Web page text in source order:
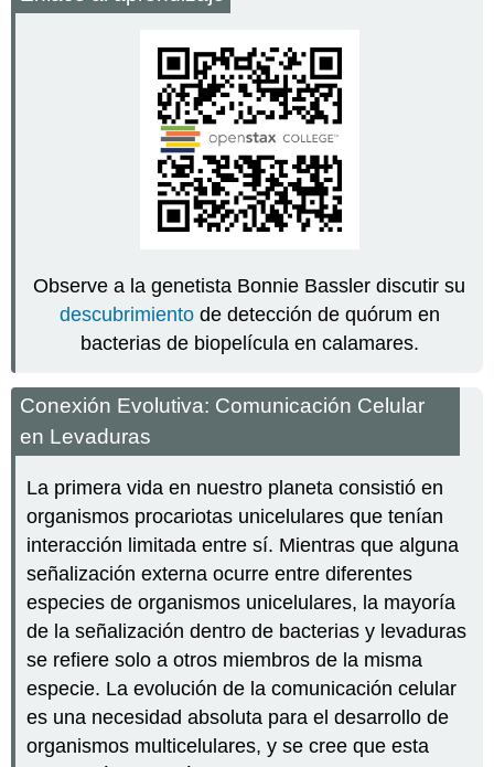
Observe a la genetista Bonnie Bassler discutir su
descubrimientode detección de quórum en
bacterias de biopelícula en calamares.
Conexión Evolutiva: Comunicación Celular
en Levaduras
La primera vida en nuestro planeta consistió en
organismos procariotas unicelulares que tenían
interacción limitada entre sí. Mientras que alguna
señalización externa ocurre entre diferentes
especies de organismos unicelulares, la mayoría
de la señalización dentro de bacterias y levaduras
se refiere solo a otros miembros de la misma
especie. La evolución de la comunicación celular
es una necesidad absoluta para el desarrollo de
organismos multicelulares, y se cree que esta